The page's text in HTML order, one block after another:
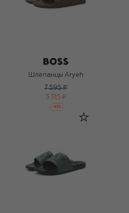
Шлепанцы Aryeh
7 595 ₽
5 315 ₽
-30%